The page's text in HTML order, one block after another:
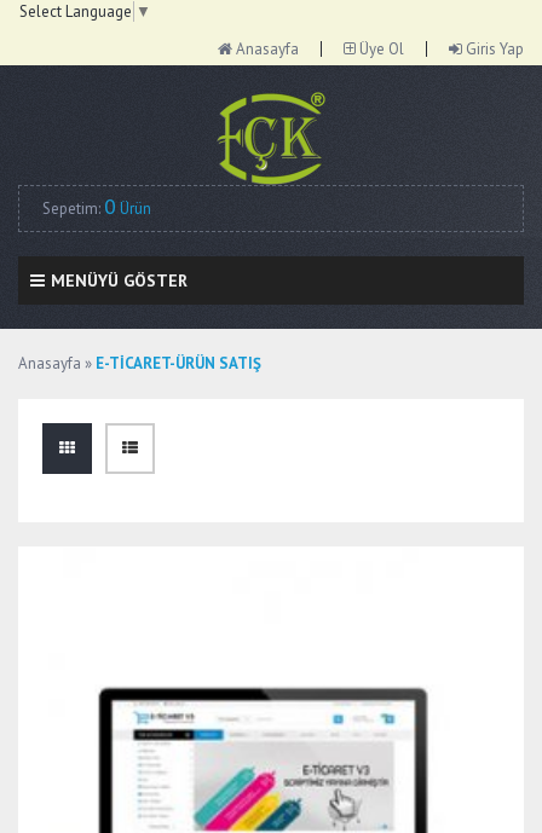
Select Language ▼
Anasayfa
Üye Ol Giris Yap
Sepetim: 0 Ürün
MENÜYÜ GÖSTER
Anasayfa » E-TİCARET-ÜRÜN SATIŞ